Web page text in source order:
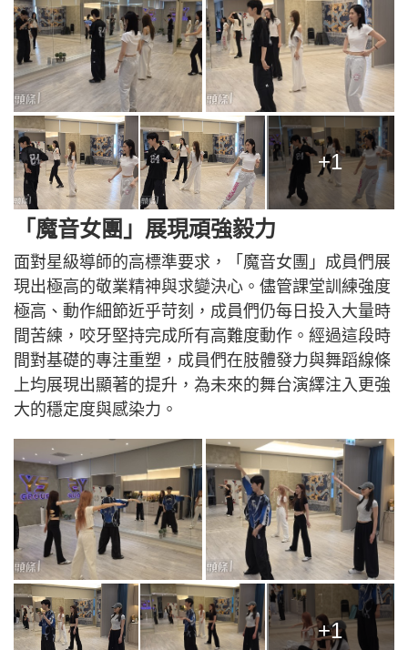
+1
「魔音女團」展現頑強毅力
面對星級導師的高標準要求，「魔音女團」成員們展
現出極高的敬業精神與求變決心。儘管課堂訓練強度
極高、動作細節近乎苛刻，成員們仍每日投入大量時
間苦練，咬牙堅持完成所有高難度動作。經過這段時
間對基礎的專注重塑，成員們在肢體發力與舞蹈線條
上均展現出顯著的提升，為未來的舞台演繹注入更強
大的穩定度與感染力。
+1